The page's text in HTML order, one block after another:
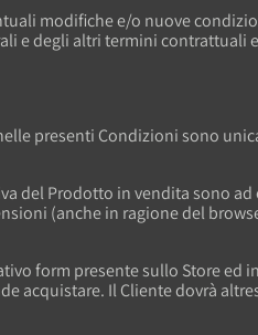
modifiche e/o nuove
e degli altri termini
presenti Condizioni sono
del Prodotto in vendita sono
(anche in ragione del
form presente sullo Store
Il Cliente dovrà